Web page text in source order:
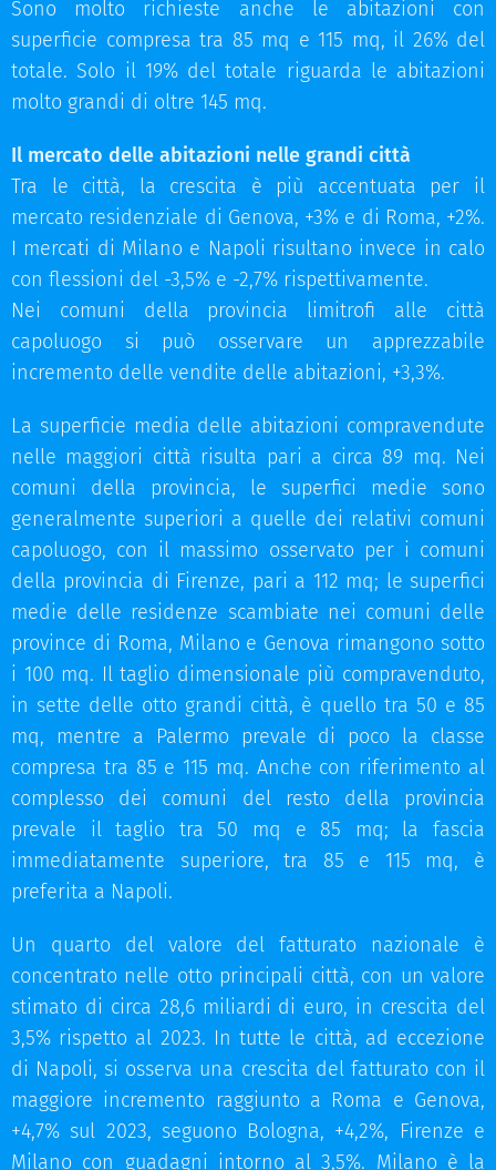
Sono molto richieste anche le abitazioni con
superficie compresa tra 85 mq e 115 mq, il 26% del
totale. Solo il 19% del totale riguarda le abitazioni
molto grandi di oltre 145 mq.
Il mercato delle abitazioni nelle grandi città
Tra le città, la crescita è più accentuata per il
mercato residenziale di Genova, +3% e di Roma, +2%.
I mercati di Milano e Napoli risultano invece in calo
con flessioni del -3,5% e -2,7% rispettivamente.
Nei comuni della provincia limitrofi alle città
capoluogo si può osservare un apprezzabile
incremento delle vendite delle abitazioni, +3,3%.
La superficie media delle abitazioni compravendute
nelle maggiori città risulta pari a circa 89 mq. Nei
comuni della provincia, le superfici medie sono
generalmente superiori a quelle dei relativi comuni
capoluogo, con il massimo osservato per i comuni
della provincia di Firenze, pari a 112 mq; le superfici
medie delle residenze scambiate nei comuni delle
province di Roma, Milano e Genova rimangono sotto
i 100 mq. Il taglio dimensionale più compravenduto,
in sette delle otto grandi città, è quello tra 50 e 85
mq, mentre a Palermo prevale di poco la classe
compresa tra 85 e 115 mq. Anche con riferimento al
complesso dei comuni del resto della provincia
prevale il taglio tra 50 mq e 85 mq; la fascia
immediatamente superiore, tra 85 e 115 mq, è
preferita a Napoli.
Un quarto del valore del fatturato nazionale è
concentrato nelle otto principali città, con un valore
stimato di circa 28,6 miliardi di euro, in crescita del
3,5% rispetto al 2023. In tutte le città, ad eccezione
di Napoli, si osserva una crescita del fatturato con il
maggiore incremento raggiunto a Roma e Genova,
+4,7% sul 2023, seguono Bologna, +4,2%, Firenze e
Milano con guadagni intorno al 3,5%. Milano è la